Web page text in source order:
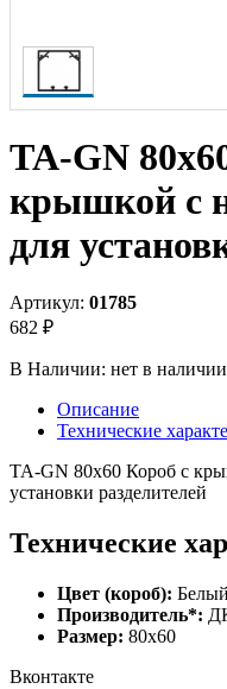
ТА-GN
крышкой с
для
Артикул: 01785
682 ₽
В Наличии: нет в наличии
Описание
Технические
ТА-GN 80x60 Короб с
установки разделителей
Технические
Цвет (короб): Белый
Производитель*:
Размер: 80х60
Вконтакте